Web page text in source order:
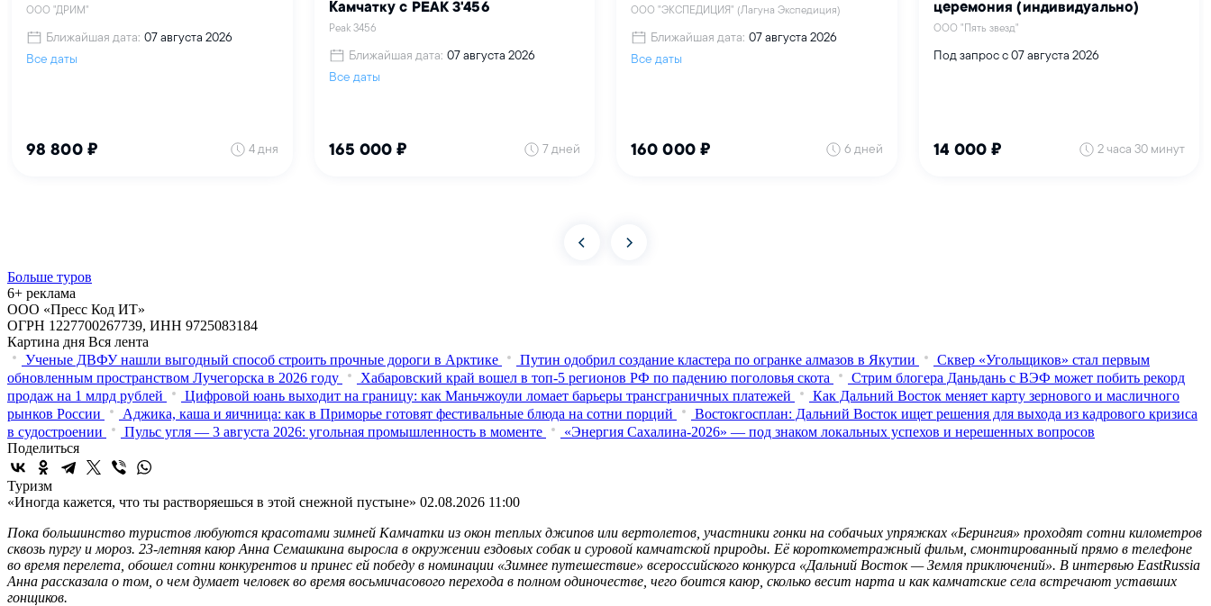
Больше туров
6+ реклама
ООО «Пресс Код ИТ»
ОГРН 1227700267739, ИНН 9725083184
Картина дня Вся лента
Ученые ДВФУ нашли выгодный способ строить прочные дороги в Арктике
Путин одобрил создание кластера по огранке алмазов в Якутии
Сквер «Угольщиков» стал первым
обновленным пространством Лучегорска в 2026 году
Хабаровский край вошел в топ-5 регионов РФ по падению поголовья скота
Стрим блогера Даньдань с ВЭФ может побить рекорд
продаж на 1 млрд рублей
Цифровой юань выходит на границу: как Маньчжоули ломает барьеры трансграничных платежей
Как Дальний Восток меняет карту зернового и масличного
рынков России
Аджика, каша и яичница: как в Приморье готовят фестивальные блюда на сотни порций
Востокгосплан: Дальний Восток ищет решения для выхода из кадрового кризиса
в судостроении
Пульс угля — 3 августа 2026: угольная промышленность в моменте
«Энергия Сахалина-2026» — под знаком локальных успехов и нерешенных вопросов
Поделиться
Туризм
«Иногда кажется, что ты растворяешься в этой снежной пустыне» 02.08.2026 11:00
Пока большинство туристов любуются красотами зимней Камчатки из окон теплых джипов или вертолетов, участники гонки на собачьих упряжках «Берингия» проходят сотни километров
сквозь пургу и мороз. 23-летняя каюр Анна Семашкина выросла в окружении ездовых собак и суровой камчатской природы. Её короткометражный фильм, смонтированный прямо в телефоне
во время перелета, обошел сотни конкурентов и принес ей победу в номинации «Зимнее путешествие» всероссийского конкурса «Дальний Восток — Земля приключений». В интервью EastRussia
Анна рассказала о том, о чем думает человек во время восьмичасового перехода в полном одиночестве, чего боится каюр, сколько весит нарта и как камчатские села встречают уставших
гонщиков.